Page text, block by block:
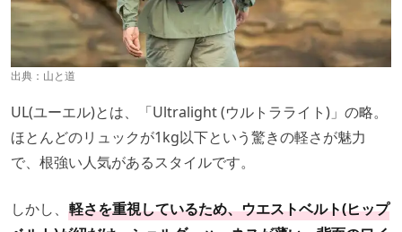
出典： 山と道
UL(ユーエル)とは、「Ultralight (ウルトラライト)」の略。
ほとんどのリュックが1kg以下という驚きの軽さが魅力
で、根強い人気があるスタイルです。
しかし、 軽さを重視しているため、ウエストベルト(ヒップ